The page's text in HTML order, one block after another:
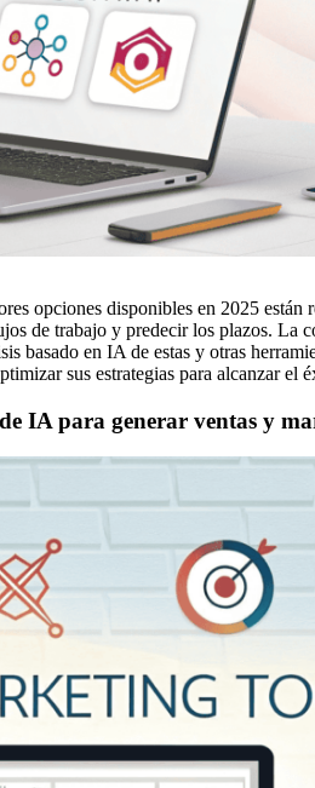
opciones disponibles en 2025
de trabajo y predecir los plazos. La
basado en IA de estas y otras
sus estrategias para alcanzar el
IA para generar ventas y